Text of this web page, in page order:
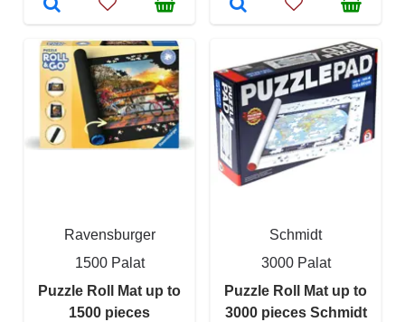
Ravensburger
1500 Palat
Puzzle Roll Mat up to
1500 pieces
Schmidt
3000 Palat
Puzzle Roll Mat up to
3000 pieces Schmidt